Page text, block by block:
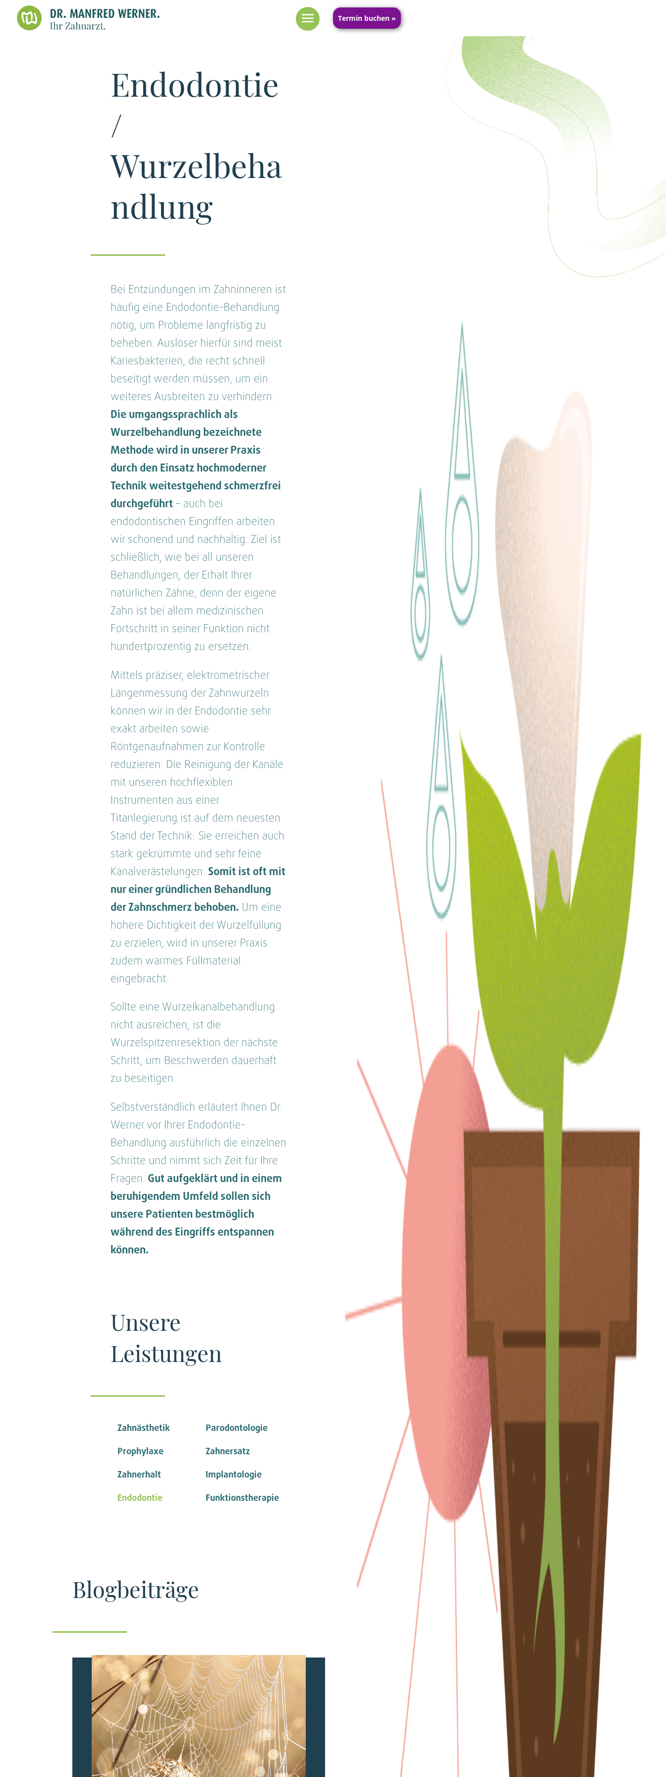
Termin buchen »
Endodontie
/
Wurzelbeha
ndlung
Bei Entzündungen im Zahninneren ist
häufig eine Endodontie-Behandlung
nötig, um Probleme langfristig zu
beheben. Auslöser hierfür sind meist
Kariesbakterien, die recht schnell
beseitigt werden müssen, um ein
weiteres Ausbreiten zu verhindern.
Die umgangssprachlich als
Wurzelbehandlung bezeichnete
Methode wird in unserer Praxis
durch den Einsatz hochmoderner
Technik weitestgehend schmerzfrei
durchgeführt– auch bei
endodontischen Eingriffen arbeiten
wir schonend und nachhaltig. Ziel ist
schließlich, wie bei all unseren
Behandlungen, der Erhalt Ihrer
natürlichen Zähne, denn der eigene
Zahn ist bei allem medizinischen
Fortschritt in seiner Funktion nicht
hundertprozentig zu ersetzen.
Mittels präziser, elektrometrischer
Längenmessung der Zahnwurzeln
können wir in der Endodontie sehr
exakt arbeiten sowie
Röntgenaufnahmen zur Kontrolle
reduzieren. Die Reinigung der Kanäle
mit unseren hochflexiblen
Instrumenten aus einer
Titanlegierung ist auf dem neuesten
Stand der Technik: Sie erreichen auch
stark gekrümmte und sehr feine
Kanalverästelungen. Somit ist oft mit
nur einer gründlichen Behandlung
der Zahnschmerz behoben. Um eine
höhere Dichtigkeit der Wurzelfüllung
zu erzielen, wird in unserer Praxis
zudem warmes Füllmaterial
eingebracht.
Sollte eine Wurzelkanalbehandlung
nicht ausreichen, ist die
Wurzelspitzenresektion der nächste
Schritt, um Beschwerden dauerhaft
zu beseitigen.
Selbstverständlich erläutert Ihnen Dr.
Werner vor Ihrer Endodontie-
Behandlung ausführlich die einzelnen
Schritte und nimmt sich Zeit für Ihre
Fragen. Gut aufgeklärt und in einem
beruhigendem Umfeld sollen sich
unsere Patienten bestmöglich
während des Eingriffs entspannen
können.
Unsere
Leistungen
Zahnästhetik
Prophylaxe
Zahnerhalt
Endodontie
Parodontologie
Zahnersatz
Implantologie
Funktionstherapie
Blogbeiträge